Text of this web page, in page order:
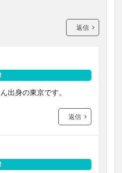
返信
出身の東京です。
返信